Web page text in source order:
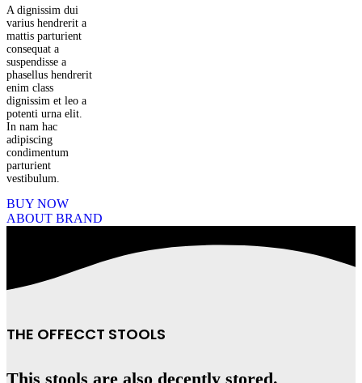
A dignissim dui
varius hendrerit a
mattis parturient
consequat a
suspendisse a
phasellus hendrerit
enim class
dignissim et leo a
potenti urna elit.
In nam hac
adipiscing
condimentum
parturient
vestibulum.
BUY NOW
ABOUT BRAND
THE OFFECCT STOOLS
This stools are also decently stored.